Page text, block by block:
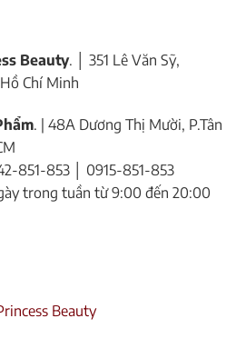
Beauty. │ 351 Lê Văn Sỹ,
Chí Minh
. | 48A Dương Thị Mười, P.Tân
851-853 │ 0915-851-853
trong tuần từ 9:00 đến 20:00
Beauty